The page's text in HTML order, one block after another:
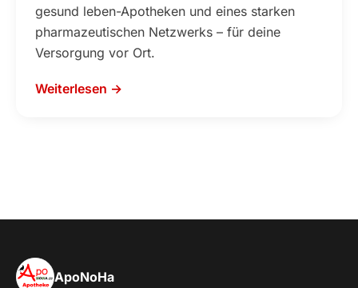
gesund leben-Apotheken und eines starken
pharmazeutischen Netzwerks – für deine
Versorgung vor Ort.
Weiterlesen →
ApoNoHa